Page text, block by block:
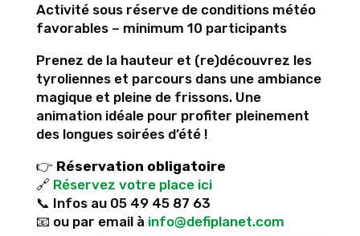
Activité sous réserve de conditions météo
favorables – minimum 10 participants
Prenez de la hauteur et (re)découvrez les
tyroliennes et parcours dans une ambiance
magique et pleine de frissons. Une
animation idéale pour profiter pleinement
des longues soirées d’été !
👉 Réservation obligatoire
🔗 Réservez votre place ici
📞 Infos au 05 49 45 87 63
📧 ou par email à info@defiplanet.com